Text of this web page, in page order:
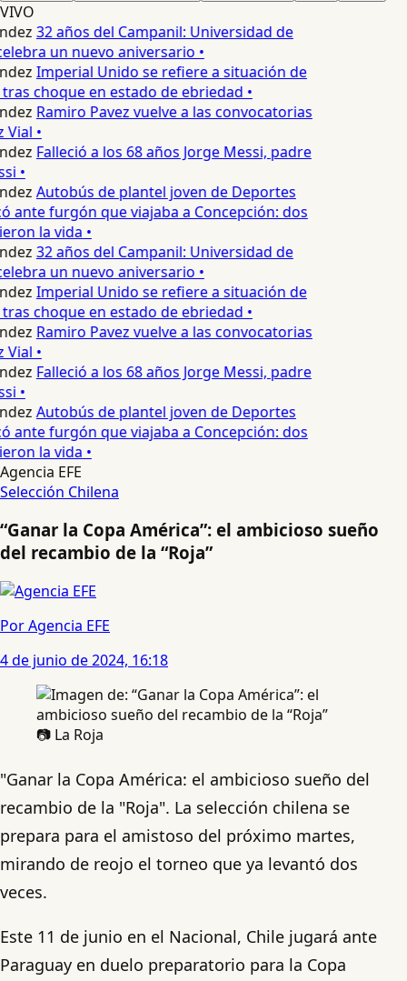
VIVO
32 años del Campanil: Universidad de
un nuevo aniversario •
Imperial Unido se refiere a situación de
choque en estado de ebriedad •
Ramiro Pavez vuelve a las convocatorias
•
Falleció a los 68 años Jorge Messi, padre
•
Autobús de plantel joven de Deportes
ante furgón que viajaba a Concepción: dos
la vida •
32 años del Campanil: Universidad de
un nuevo aniversario •
Imperial Unido se refiere a situación de
choque en estado de ebriedad •
Ramiro Pavez vuelve a las convocatorias
•
Falleció a los 68 años Jorge Messi, padre
•
Autobús de plantel joven de Deportes
ante furgón que viajaba a Concepción: dos
la vida •
Agencia EFE
Selección Chilena
“Ganar la Copa América”: el ambicioso sueño
del recambio de la “Roja”
Por Agencia EFE
4 de junio de 2024, 16:18
📷 La Roja
"Ganar la Copa América: el ambicioso sueño del
recambio de la "Roja". La selección chilena se
prepara para el amistoso del próximo martes,
mirando de reojo el torneo que ya levantó dos
veces.
Este 11 de junio en el Nacional, Chile jugará ante
Paraguay en duelo preparatorio para la Copa